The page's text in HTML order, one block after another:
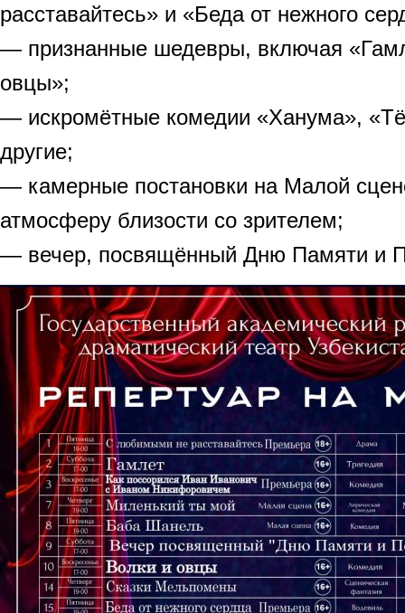
расставайтесь» и «Беда от нежного
— признанные шедевры, включая
овцы»;
— искромётные комедии «Ханума»,
другие;
— камерные постановки на Малой
атмосферу близости со зрителем;
— вечер, посвящённый Дню Памяти и